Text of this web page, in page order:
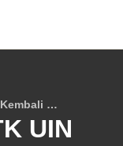
Mahasiswa S2 FITK UIN Sunan Kalijaga Kembali Jalani Field Study di IIQ An Nur Yogyakarta
UIN